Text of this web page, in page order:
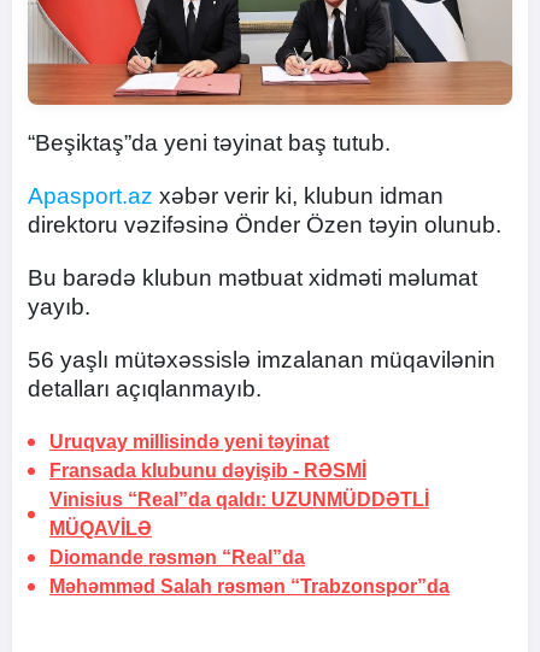
“Beşiktaş”da yeni təyinat baş tutub.
Apasport.az xəbər verir ki, klubun idman
direktoru vəzifəsinə Önder Özen təyin olunub.
Bu barədə klubun mətbuat xidməti məlumat
yayıb.
56 yaşlı mütəxəssislə imzalanan müqavilənin
detalları açıqlanmayıb.
Uruqvay millisində yeni təyinat
Fransada klubunu dəyişib - RƏSMİ
Vinisius “Real”da qaldı: UZUNMÜDDƏTLİ
MÜQAVİLƏ
Diomande rəsmən “Real”da
Məhəmməd Salah rəsmən “Trabzonspor”da